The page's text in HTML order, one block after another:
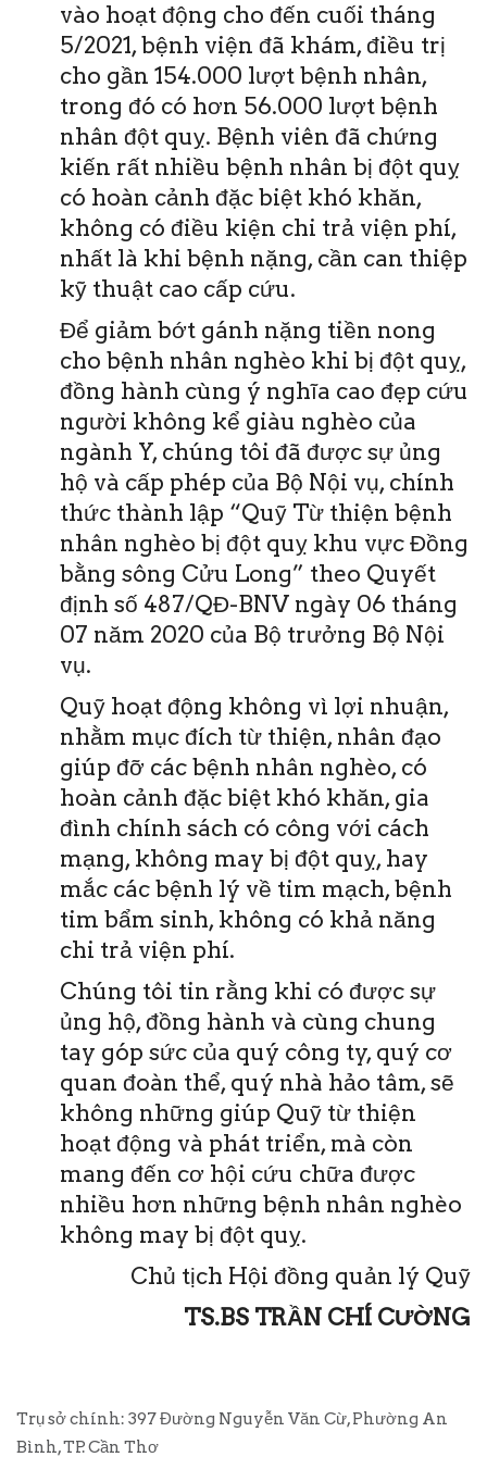
vào hoạt động cho đến cuối tháng
5/2021, bệnh viện đã khám, điều trị
cho gần 154.000 lượt bệnh nhân,
trong đó có hơn 56.000 lượt bệnh
nhân đột quỵ. Bệnh viên đã chứng
kiến rất nhiều bệnh nhân bị đột quỵ
có hoàn cảnh đặc biệt khó khăn,
không có điều kiện chi trả viện phí,
nhất là khi bệnh nặng, cần can thiệp
kỹ thuật cao cấp cứu.
Để giảm bớt gánh nặng tiền nong
cho bệnh nhân nghèo khi bị đột quỵ,
đồng hành cùng ý nghĩa cao đẹp cứu
người không kể giàu nghèo của
ngành Y, chúng tôi đã được sự ủng
hộ và cấp phép của Bộ Nội vụ, chính
thức thành lập “Quỹ Từ thiện bệnh
nhân nghèo bị đột quỵ khu vực Đồng
bằng sông Cửu Long” theo Quyết
định số 487/QĐ-BNV ngày 06 tháng
07 năm 2020 của Bộ trưởng Bộ Nội
vụ.
Quỹ hoạt động không vì lợi nhuận,
nhằm mục đích từ thiện, nhân đạo
giúp đỡ các bệnh nhân nghèo, có
hoàn cảnh đặc biệt khó khăn, gia
đình chính sách có công với cách
mạng, không may bị đột quỵ, hay
mắc các bệnh lý về tim mạch, bệnh
tim bẩm sinh, không có khả năng
chi trả viện phí.
Chúng tôi tin rằng khi có được sự
ủng hộ, đồng hành và cùng chung
tay góp sức của quý công ty, quý cơ
quan đoàn thể, quý nhà hảo tâm, sẽ
không những giúp Quỹ từ thiện
hoạt động và phát triển, mà còn
mang đến cơ hội cứu chữa được
nhiều hơn những bệnh nhân nghèo
không may bị đột quỵ.
Chủ tịch Hội đồng quản lý Quỹ
TS.BS TRẦN CHÍ CƯỜNG
Trụ sở chính: 397 Đường Nguyễn Văn Cừ, Phường An
Bình, TP. Cần Thơ